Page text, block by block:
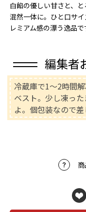
白餡の優しい甘さと、
混然一体に。ひと口サ
レミアム感の漂う逸品で
編集者
冷蔵庫で1～2時間
ベスト。少し凍っ
よ。個包装なので